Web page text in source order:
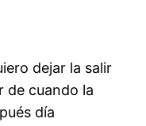
dejar la salir
de cuando la
día